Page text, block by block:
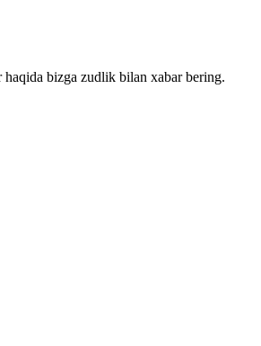
bizga zudlik bilan xabar bering.